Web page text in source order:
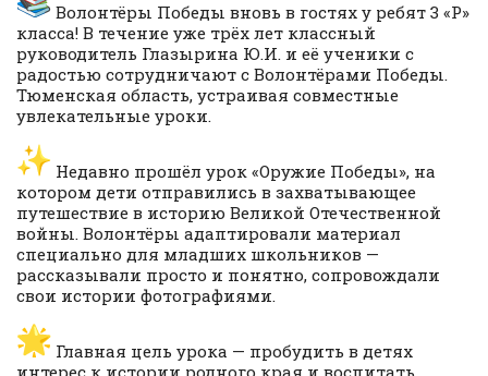
Волонтёры Победы вновь в гостях у ребят 3 «Р»
класса! В течение уже трёх лет классный
руководитель Глазырина Ю.И. и её ученики с
радостью сотрудничают с Волонтёрами Победы.
Тюменская область, устраивая совместные
увлекательные уроки.
Недавно прошёл урок «Оружие Победы», на
котором дети отправились в захватывающее
путешествие в историю Великой Отечественной
войны. Волонтёры адаптировали материал
специально для младших школьников —
рассказывали просто и понятно, сопровождали
свои истории фотографиями.
Главная цель урока — пробудить в детях